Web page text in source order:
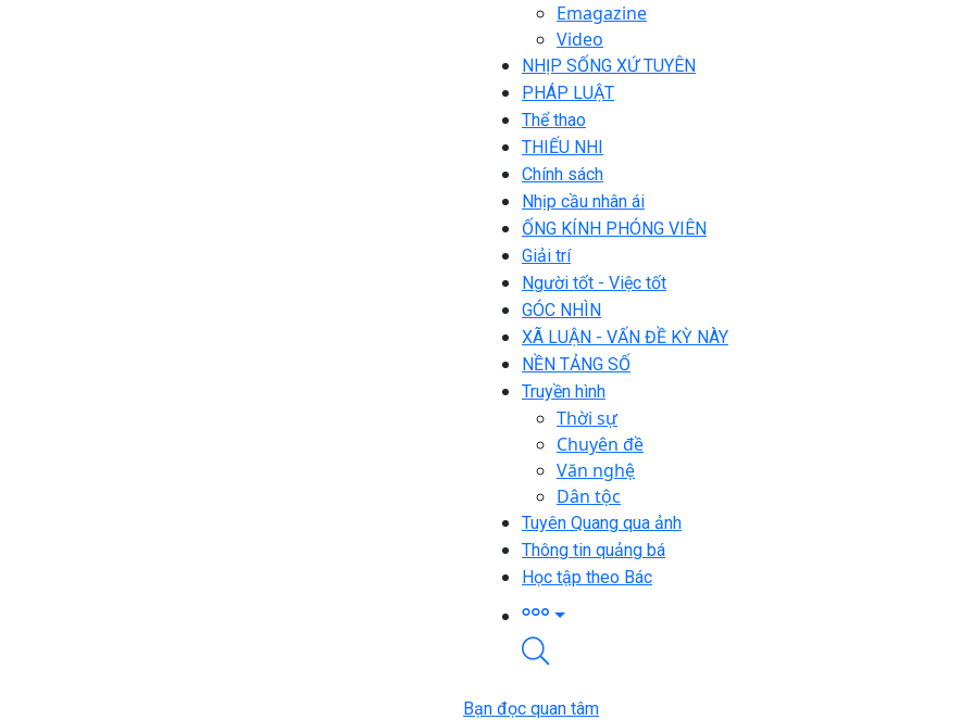
Emagazine
Video
NHỊP SỐNG XỨ TUYÊN
PHÁP LUẬT
Thể thao
THIẾU NHI
Chính sách
Nhịp cầu nhân ái
ỐNG KÍNH PHÓNG VIÊN
Giải trí
Người tốt - Việc tốt
GÓC NHÌN
XÃ LUẬN - VẤN ĐỀ KỲ NÀY
NỀN TẢNG SỐ
Truyền hình
Thời sự
Chuyên đề
Văn nghệ
Dân tộc
Tuyên Quang qua ảnh
Thông tin quảng bá
Học tập theo Bác
Bạn đọc quan tâm